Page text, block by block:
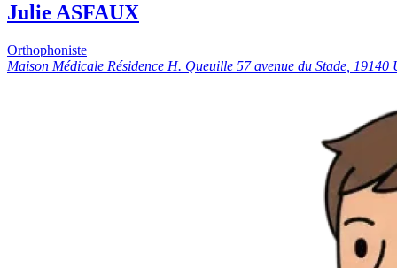
Julie ASFAUX
Orthophoniste
Maison Médicale Résidence H. Queuille 57 avenue du Stade, 19140